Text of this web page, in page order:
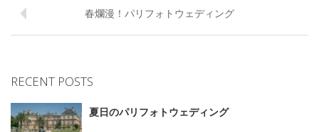
春爛漫！パリフォトウェディング
RECENT POSTS
夏日のパリフォトウェディング